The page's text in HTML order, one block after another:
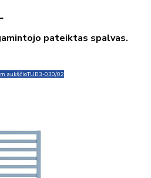
pateiktas spalvas.
aukščioTUB3-030/02